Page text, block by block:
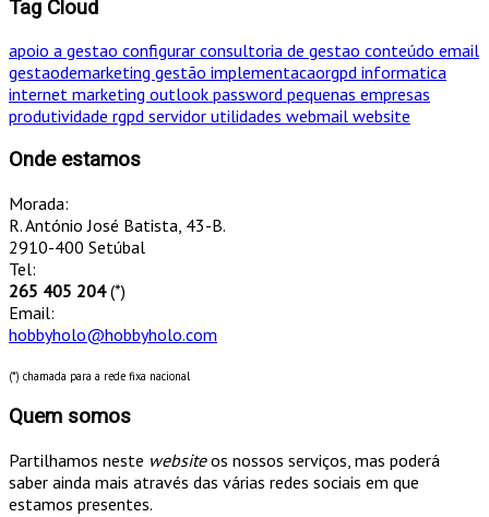
Tag Cloud
apoio a gestao configurar consultoria de gestao conteúdo email
gestaodemarketing gestão implementacaorgpd informatica
internet marketing outlook password pequenas empresas
produtividade rgpd servidor utilidades webmail website
Onde estamos
Morada:
R. António José Batista, 43-B.
2910-400 Setúbal
Tel:
265 405 204(*)
Email:
hobbyholo@hobbyholo.com
(*) chamada para a rede fixa nacional
Quem somos
Partilhamos neste websiteos nossos serviços, mas poderá
saber ainda mais através das várias redes sociais em que
estamos presentes.